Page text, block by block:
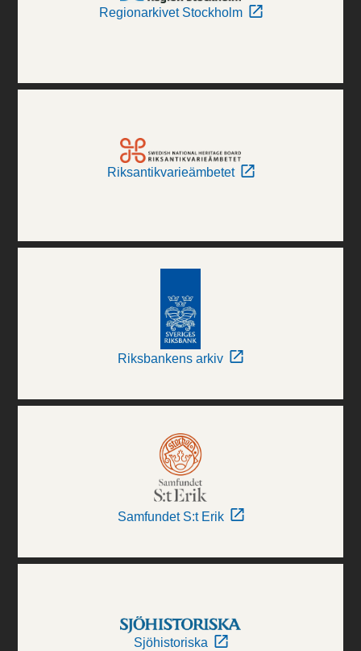
Regionarkivet Stockholm
Riksantikvarieämbetet
Riksbankens arkiv
Samfundet S:t Erik
Sjöhistoriska